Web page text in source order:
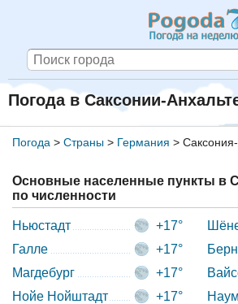
Погода в Саксонии-
Погода > Страны> Германия >
Основные населенные пункты в
по численности
Ньюстадт
+17°
Галле
+17°
Магдебург
+17°
Нойе Нойштадт
+17°